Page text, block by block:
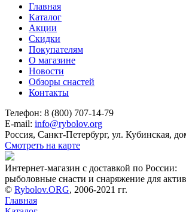
Главная
Каталог
Акции
Скидки
Покупателям
О магазине
Новости
Обзоры снастей
Контакты
Телефон: 8 (800) 707-14-79
E-mail: info@rybolov.org
Россия, Санкт-Петербург, ул. Кубинская,
Смотреть на карте
Интернет-магазин с доставкой по России:
рыболовные снасти и снаряжение для
© Rybolov.ORG, 2006-2021 гг.
Главная